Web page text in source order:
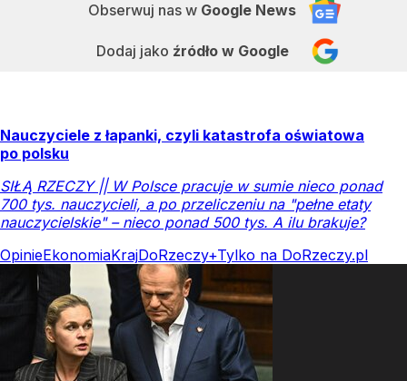
Obserwuj nas w Google News
Dodaj jako źródło w Google
Nauczyciele z łapanki, czyli katastrofa oświatowa
po polsku
SIŁĄ RZECZY || W Polsce pracuje w sumie nieco ponad
700 tys. nauczycieli, a po przeliczeniu na "pełne etaty
nauczycielskie" – nieco ponad 500 tys. A ilu brakuje?
OpinieEkonomiaKrajDoRzeczy+Tylko na DoRzeczy.pl